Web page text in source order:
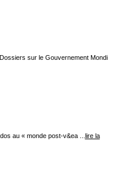
sur le Gouvernement Mondi
au « monde post-v&ea ... lire la